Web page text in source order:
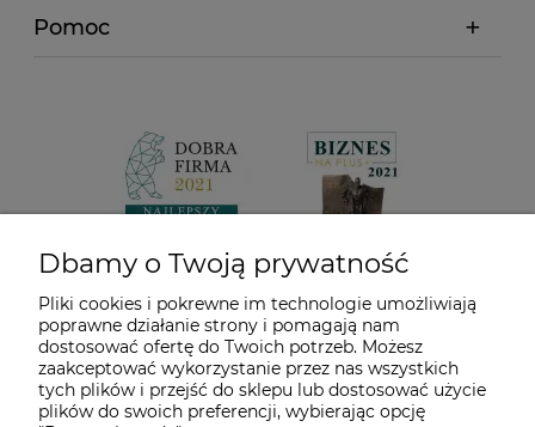
Pomoc
Dbamy o Twoją prywatność
Pliki cookies i pokrewne im technologie umożliwiają
poprawne działanie strony i pomagają nam
dostosować ofertę do Twoich potrzeb. Możesz
zaakceptować wykorzystanie przez nas wszystkich
tych plików i przejść do sklepu lub dostosować użycie
plików do swoich preferencji, wybierając opcję